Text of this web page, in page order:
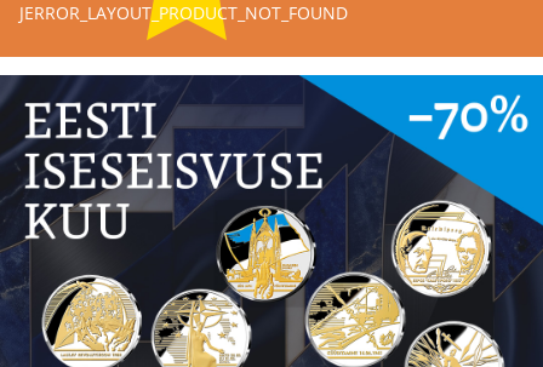
4.7 / 5
JERROR_LAYOUT_PRODUCT_NOT_FOUND